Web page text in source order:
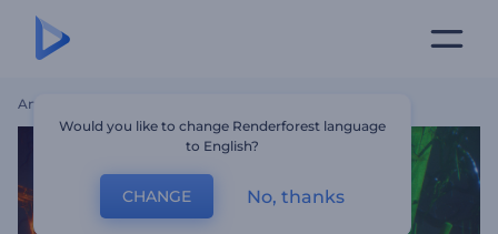
Ana Sayfa
Would you like to change Renderforest language
to English?
CHANGE No, thanks